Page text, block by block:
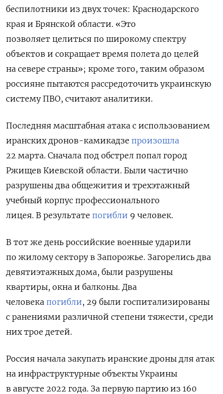
беспилотники из двух точек: Краснодарского
края и Брянской области. «Это
позволяет целиться по широкому спектру
объектов и сокращает время полета до целей
на севере страны»; кроме того, таким образом
россияне пытаются рассредоточить украинскую
систему ПВО, считают аналитики.
Последняя масштабная атака с использованием
иранских дронов-камикадзе произошла
22 марта. Сначала под обстрел попал город
Ржищев Киевской области. Были частично
разрушены два общежития и трехэтажный
учебный корпус профессионального
лицея. В результате погибли 9 человек.
В тот же день российские военные ударили
по жилому сектору в Запорожье. Загорелись два
девятиэтажных дома, были разрушены
квартиры, окна и балконы. Два
человека погибли, 29 были госпитализированы
с ранениями различной степени тяжести, среди
них трое детей.
Россия начала закупать иранские дроны для атак
на инфраструктурные объекты Украины
в августе 2022 года. За первую партию из 160